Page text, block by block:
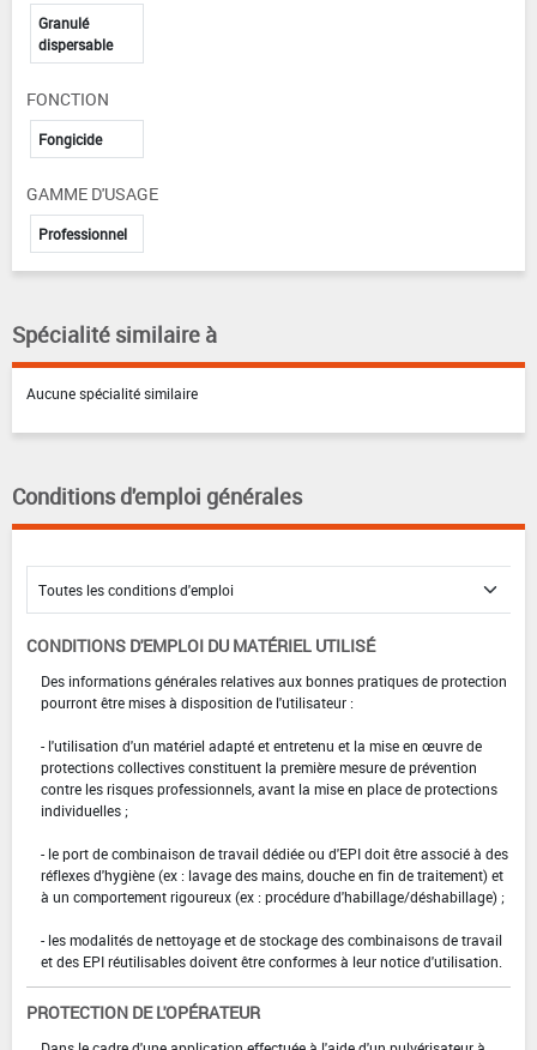
Granulé
dispersable
FONCTION
Fongicide
GAMME D'USAGE
Professionnel
Spécialité similaire à
Aucune spécialité similaire
Conditions d'emploi générales
CONDITIONS D'EMPLOI DU MATÉRIEL UTILISÉ
Des informations générales relatives aux bonnes pratiques de protection
pourront être mises à disposition de l'utilisateur :
- l'utilisation d'un matériel adapté et entretenu et la mise en œuvre de
protections collectives constituent la première mesure de prévention
contre les risques professionnels, avant la mise en place de protections
individuelles ;
- le port de combinaison de travail dédiée ou d'EPI doit être associé à des
réflexes d'hygiène (ex : lavage des mains, douche en fin de traitement) et
à un comportement rigoureux (ex : procédure d'habillage/déshabillage) ;
- les modalités de nettoyage et de stockage des combinaisons de travail
et des EPI réutilisables doivent être conformes à leur notice d'utilisation.
PROTECTION DE L'OPÉRATEUR